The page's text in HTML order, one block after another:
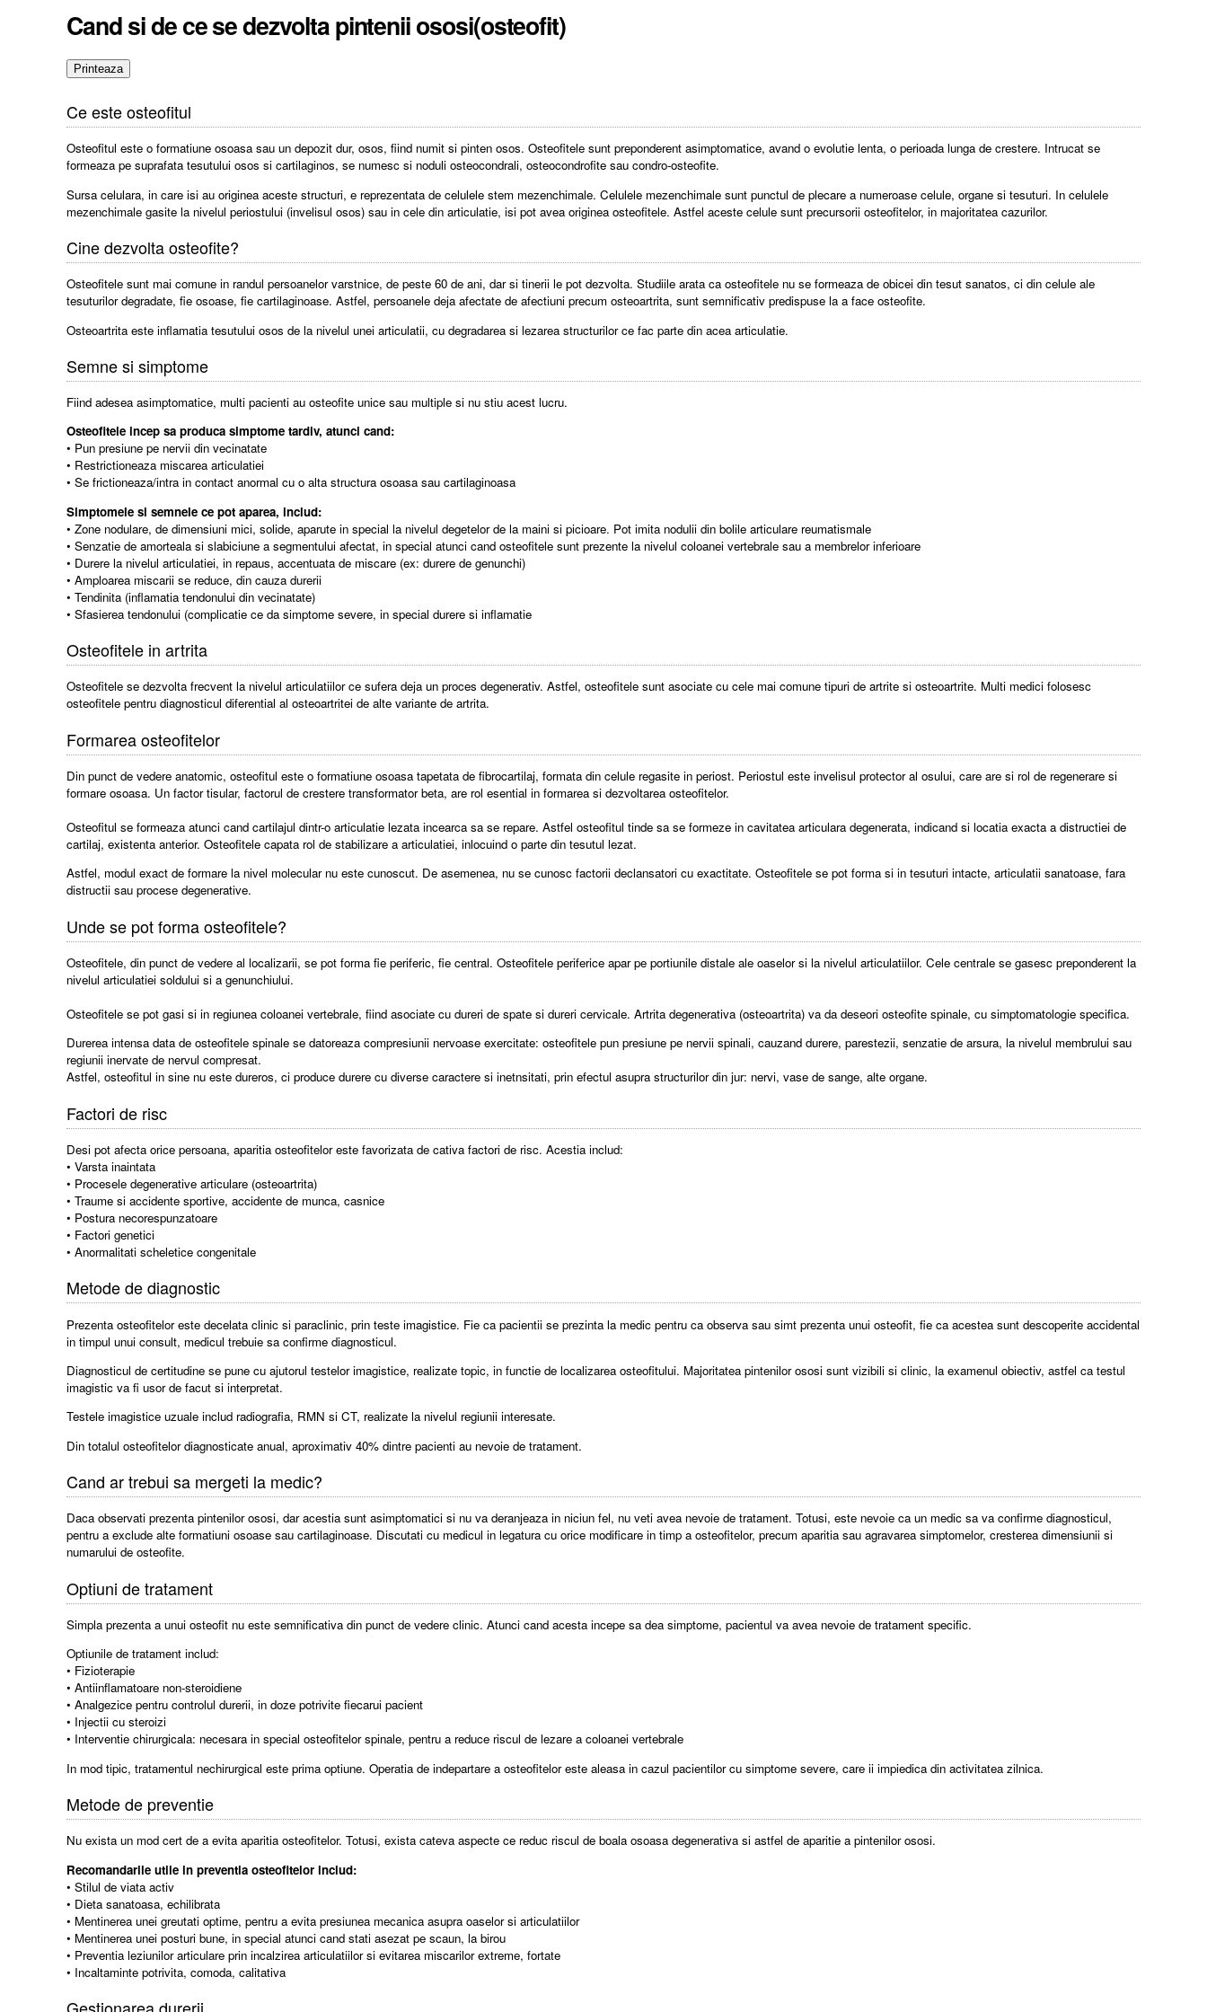
Cand si de ce se dezvolta pintenii ososi(osteofit)
Ce este osteofitul
Osteofitul este o formatiune osoasa sau un depozit dur, osos, fiind numit si pinten osos. Osteofitele sunt preponderent asimptomatice, avand o evolutie lenta, o perioada lunga de crestere. Intrucat se
formeaza pe suprafata tesutului osos si cartilaginos, se numesc si noduli osteocondrali, osteocondrofite sau condro-osteofite.
Sursa celulara, in care isi au originea aceste structuri, e reprezentata de celulele stem mezenchimale. Celulele mezenchimale sunt punctul de plecare a numeroase celule, organe si tesuturi. In celulele
mezenchimale gasite la nivelul periostului (invelisul osos) sau in cele din articulatie, isi pot avea originea osteofitele. Astfel aceste celule sunt precursorii osteofitelor, in majoritatea cazurilor.
Cine dezvolta osteofite?
Osteofitele sunt mai comune in randul persoanelor varstnice, de peste 60 de ani, dar si tinerii le pot dezvolta. Studiile arata ca osteofitele nu se formeaza de obicei din tesut sanatos, ci din celule ale
tesuturilor degradate, fie osoase, fie cartilaginoase. Astfel, persoanele deja afectate de afectiuni precum osteoartrita, sunt semnificativ predispuse la a face osteofite.
Osteoartrita este inflamatia tesutului osos de la nivelul unei articulatii, cu degradarea si lezarea structurilor ce fac parte din acea articulatie.
Semne si simptome
Fiind adesea asimptomatice, multi pacienti au osteofite unice sau multiple si nu stiu acest lucru.
Osteofitele incep sa produca simptome tardiv, atunci cand:
• Pun presiune pe nervii din vecinatate
• Restrictioneaza miscarea articulatiei
• Se frictioneaza/intra in contact anormal cu o alta structura osoasa sau cartilaginoasa
Simptomele si semnele ce pot aparea, includ:
• Zone nodulare, de dimensiuni mici, solide, aparute in special la nivelul degetelor de la maini si picioare. Pot imita nodulii din bolile articulare reumatismale
• Senzatie de amorteala si slabiciune a segmentului afectat, in special atunci cand osteofitele sunt prezente la nivelul coloanei vertebrale sau a membrelor inferioare
• Durere la nivelul articulatiei, in repaus, accentuata de miscare (ex: durere de genunchi)
• Amploarea miscarii se reduce, din cauza durerii
• Tendinita (inflamatia tendonului din vecinatate)
• Sfasierea tendonului (complicatie ce da simptome severe, in special durere si inflamatie
Osteofitele in artrita
Osteofitele se dezvolta frecvent la nivelul articulatiilor ce sufera deja un proces degenerativ. Astfel, osteofitele sunt asociate cu cele mai comune tipuri de artrite si osteoartrite. Multi medici folosesc
osteofitele pentru diagnosticul diferential al osteoartritei de alte variante de artrita.
Formarea osteofitelor
Din punct de vedere anatomic, osteofitul este o formatiune osoasa tapetata de fibrocartilaj, formata din celule regasite in periost. Periostul este invelisul protector al osului, care are si rol de regenerare si
formare osoasa. Un factor tisular, factorul de crestere transformator beta, are rol esential in formarea si dezvoltarea osteofitelor.
Osteofitul se formeaza atunci cand cartilajul dintr-o articulatie lezata incearca sa se repare. Astfel osteofitul tinde sa se formeze in cavitatea articulara degenerata, indicand si locatia exacta a distructiei de
cartilaj, existenta anterior. Osteofitele capata rol de stabilizare a articulatiei, inlocuind o parte din tesutul lezat.
Astfel, modul exact de formare la nivel molecular nu este cunoscut. De asemenea, nu se cunosc factorii declansatori cu exactitate. Osteofitele se pot forma si in tesuturi intacte, articulatii sanatoase, fara
distructii sau procese degenerative.
Unde se pot forma osteofitele?
Osteofitele, din punct de vedere al localizarii, se pot forma fie periferic, fie central. Osteofitele periferice apar pe portiunile distale ale oaselor si la nivelul articulatiilor. Cele centrale se gasesc preponderent la
nivelul articulatiei soldului si a genunchiului.
Osteofitele se pot gasi si in regiunea coloanei vertebrale, fiind asociate cu dureri de spate si dureri cervicale. Artrita degenerativa (osteoartrita) va da deseori osteofite spinale, cu simptomatologie specifica.
Durerea intensa data de osteofitele spinale se datoreaza compresiunii nervoase exercitate: osteofitele pun presiune pe nervii spinali, cauzand durere, parestezii, senzatie de arsura, la nivelul membrului sau
regiunii inervate de nervul compresat.
Astfel, osteofitul in sine nu este dureros, ci produce durere cu diverse caractere si inetnsitati, prin efectul asupra structurilor din jur: nervi, vase de sange, alte organe.
Factori de risc
Desi pot afecta orice persoana, aparitia osteofitelor este favorizata de cativa factori de risc. Acestia includ:
• Varsta inaintata
• Procesele degenerative articulare (osteoartrita)
• Traume si accidente sportive, accidente de munca, casnice
• Postura necorespunzatoare
• Factori genetici
• Anormalitati scheletice congenitale
Metode de diagnostic
Prezenta osteofitelor este decelata clinic si paraclinic, prin teste imagistice. Fie ca pacientii se prezinta la medic pentru ca observa sau simt prezenta unui osteofit, fie ca acestea sunt descoperite accidental
in timpul unui consult, medicul trebuie sa confirme diagnosticul.
Diagnosticul de certitudine se pune cu ajutorul testelor imagistice, realizate topic, in functie de localizarea osteofitului. Majoritatea pintenilor ososi sunt vizibili si clinic, la examenul obiectiv, astfel ca testul
imagistic va fi usor de facut si interpretat.
Testele imagistice uzuale includ radiografia, RMN si CT, realizate la nivelul regiunii interesate.
Din totalul osteofitelor diagnosticate anual, aproximativ 40% dintre pacienti au nevoie de tratament.
Cand ar trebui sa mergeti la medic?
Daca observati prezenta pintenilor ososi, dar acestia sunt asimptomatici si nu va deranjeaza in niciun fel, nu veti avea nevoie de tratament. Totusi, este nevoie ca un medic sa va confirme diagnosticul,
pentru a exclude alte formatiuni osoase sau cartilaginoase. Discutati cu medicul in legatura cu orice modificare in timp a osteofitelor, precum aparitia sau agravarea simptomelor, cresterea dimensiunii si
numarului de osteofite.
Optiuni de tratament
Simpla prezenta a unui osteofit nu este semnificativa din punct de vedere clinic. Atunci cand acesta incepe sa dea simptome, pacientul va avea nevoie de tratament specific.
Optiunile de tratament includ:
• Fizioterapie
• Antiinflamatoare non-steroidiene
• Analgezice pentru controlul durerii, in doze potrivite fiecarui pacient
• Injectii cu steroizi
• Interventie chirurgicala: necesara in special osteofitelor spinale, pentru a reduce riscul de lezare a coloanei vertebrale
In mod tipic, tratamentul nechirurgical este prima optiune. Operatia de indepartare a osteofitelor este aleasa in cazul pacientilor cu simptome severe, care ii impiedica din activitatea zilnica.
Metode de preventie
Nu exista un mod cert de a evita aparitia osteofitelor. Totusi, exista cateva aspecte ce reduc riscul de boala osoasa degenerativa si astfel de aparitie a pintenilor ososi.
Recomandarile utile in preventia osteofitelor includ:
• Stilul de viata activ
• Dieta sanatoasa, echilibrata
• Mentinerea unei greutati optime, pentru a evita presiunea mecanica asupra oaselor si articulatiilor
• Mentinerea unei posturi bune, in special atunci cand stati asezat pe scaun, la birou
• Preventia leziunilor articulare prin incalzirea articulatiilor si evitarea miscarilor extreme, fortate
• Incaltaminte potrivita, comoda, calitativa